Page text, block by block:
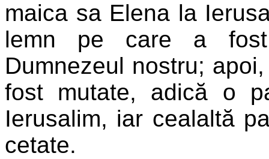
maica sa Elena la
lemn pe care a
Dumnezeul nostru;
fost mutate, adică o
Ierusalim, iar cealaltă
cetate.